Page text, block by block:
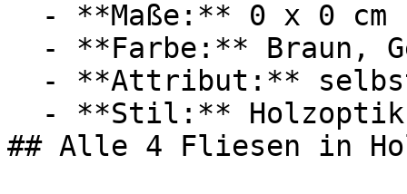
## Alle 4 Fliesen in